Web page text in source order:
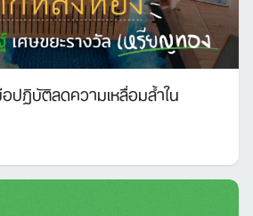
ปฏิบัติลดความเหลื่อมล้ำใน